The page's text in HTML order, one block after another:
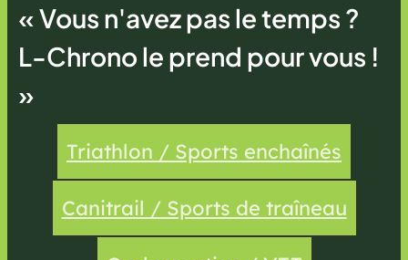
« Vous n'avez pas le temps ?
L-Chrono le prend pour vous !
»
Triathlon / Sports enchaînés
Canitrail / Sports de traîneau